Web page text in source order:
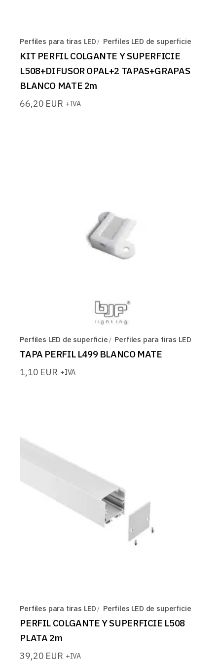
Perfiles para tiras LED Perfiles LED de superficie
KIT PERFIL COLGANTE Y SUPERFICIE
L508+DIFUSOR OPAL+2 TAPAS+GRAPAS
BLANCO MATE 2m
66,20 EUR +IVA
Perfiles LED de superficie Perfiles para tiras LED
TAPA PERFIL L499 BLANCO MATE
1,10 EUR +IVA
Perfiles para tiras LED Perfiles LED de superficie
PERFIL COLGANTE Y SUPERFICIE L508
PLATA 2m
39,20 EUR +IVA